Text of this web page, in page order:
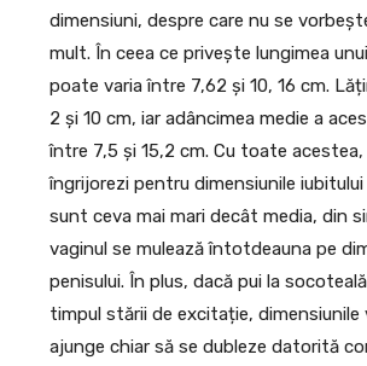
dimensiuni, despre care nu se
mult. În ceea ce privește lungimea
poate varia între 7,62 și 10, 16 cm.
2 și 10 cm, iar adâncimea medie a
între 7,5 și 15,2 cm. Cu toate
îngrijorezi pentru dimensiunile
sunt ceva mai mari decât media, din
vaginul se mulează întotdeauna pe
penisului. În plus, dacă pui la
timpul stării de excitație, dimensiunile
ajunge chiar să se dubleze datorită